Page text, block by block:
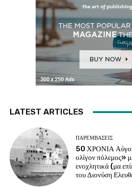
LATEST ARTICLES
ΠΑΡΕΜΒΑΣΕΙΣ
50 ΧΡΟΝΙΑ
ολίγον πόλεμος»
ενοχλητικά (μα
του Διονύση